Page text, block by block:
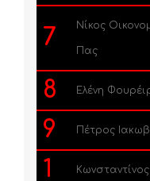
7 Νίκος
Πας
8 Ελένη
9 Πέτρος
1